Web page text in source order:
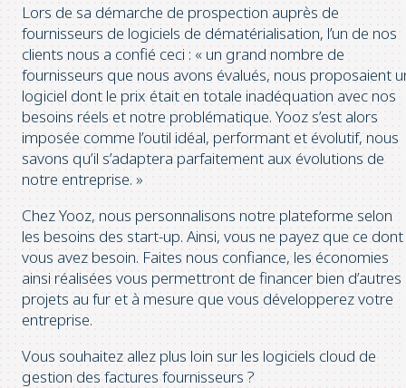
Lors de sa démarche de prospection auprès de
fournisseurs de logiciels de dématérialisation, l’un de nos
clients nous a confié ceci : « un grand nombre de
fournisseurs que nous avons évalués, nous proposaient
logiciel dont le prix était en totale inadéquation avec nos
besoins réels et notre problématique. Yooz s’est alors
imposée comme l’outil idéal, performant et évolutif, nous
savons qu’il s’adaptera parfaitement aux évolutions de
notre entreprise. »
Chez Yooz, nous personnalisons notre plateforme selon
les besoins des start-up. Ainsi, vous ne payez que ce dont
vous avez besoin. Faites nous confiance, les économies
ainsi réalisées vous permettront de financer bien d’autres
projets au fur et à mesure que vous développerez votre
entreprise.
Vous souhaitez allez plus loin sur les logiciels cloud de
gestion des factures fournisseurs ?